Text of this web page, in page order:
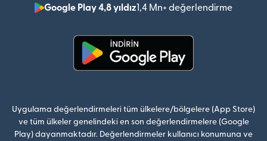
Google Play 4,8 yıldız1,4 Mn+ değerlendirme
Uygulama değerlendirmeleri tüm ülkelere/bölgelere (App Store)
ve tüm ülkeler genelindeki en son değerlendirmelere (Google
Play) dayanmaktadır. Değerlendirmeler kullanıcı konumuna ve